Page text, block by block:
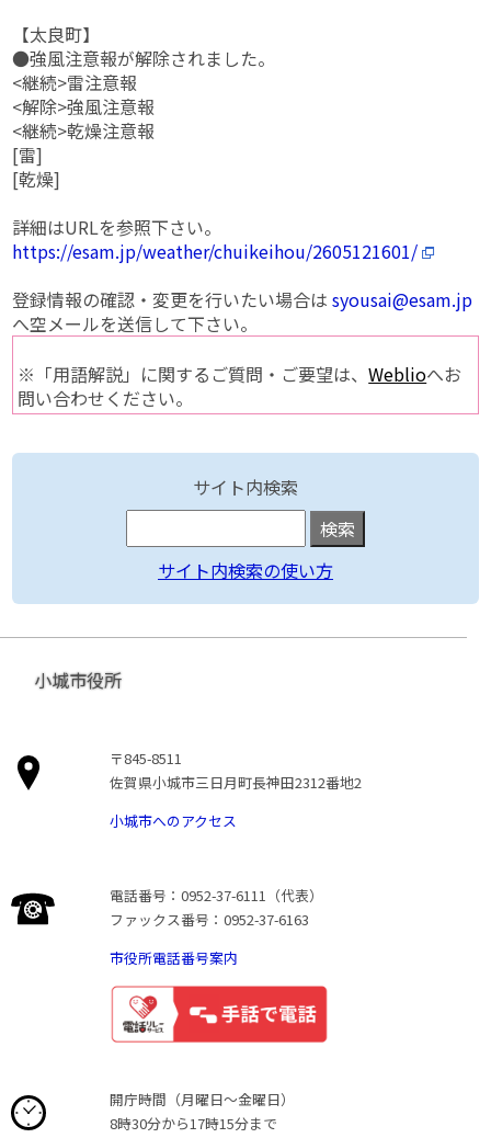
【太良町】
●強風注意報が解除されました。
<継続>雷注意報
<解除>強風注意報
<継続>乾燥注意報
[雷]
[乾燥]
詳細はURLを参照下さい。
https://esam.jp/weather/chuikeihou/2605121601/
登録情報の確認・変更を行いたい場合はsyousai@esam.jp
へ空メールを送信して下さい。
※「用語解説」に関するご質問・ご要望は、Weblioへお
問い合わせください。
サイト内検索
サイト内検索の使い方
小城市役所
〒845-8511
佐賀県小城市三日月町長神田2312番地2
小城市へのアクセス
電話番号：0952-37-6111（代表）
ファックス番号：0952-37-6163
市役所電話番号案内
開庁時間（月曜日〜金曜日）
8時30分から17時15分まで